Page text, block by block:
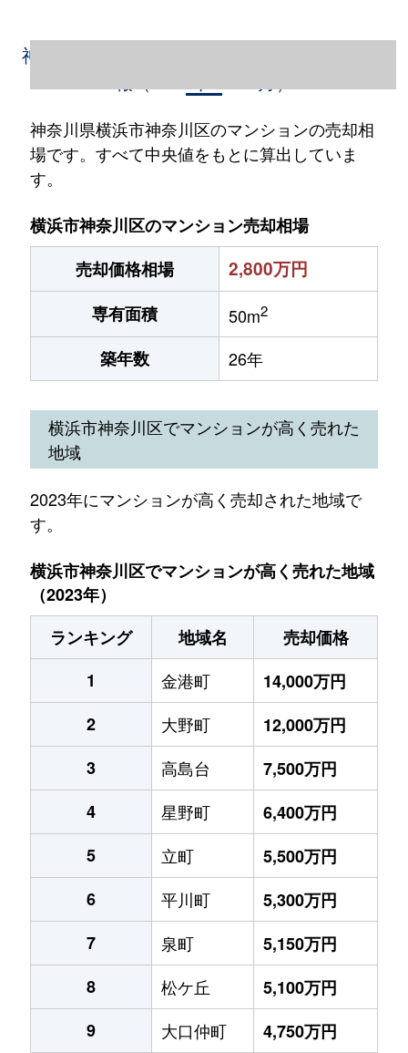
神奈川県横浜市神奈川区のマンション売却情
神奈川県横浜市神奈川区のマンションの売却相
場です。すべて中央値をもとに算出していま
す。
横浜市神奈川区のマンション売却相場
売却価格相場
2,800万円
専有面積 50m2
築年数 26年
横浜市神奈川区でマンションが高く売れた
地域
2023年にマンションが高く売却された地域で
す。
横浜市神奈川区でマンションが高く売れた地域
（2023年）
ランキング
地域名
売却価格
1
金港町
14,000万円
2
大野町
12,000万円
3
高島台
7,500万円
4
星野町
6,400万円
5
立町
5,500万円
6
平川町
5,300万円
7
泉町
5,150万円
8
松ケ丘
5,100万円
9
大口仲町 4,750万円